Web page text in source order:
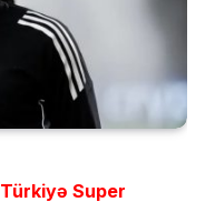
Türkiyə Super